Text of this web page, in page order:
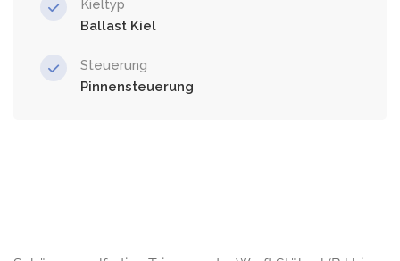
Kieltyp
Ballast Kiel
Steuerung
Pinnensteuerung